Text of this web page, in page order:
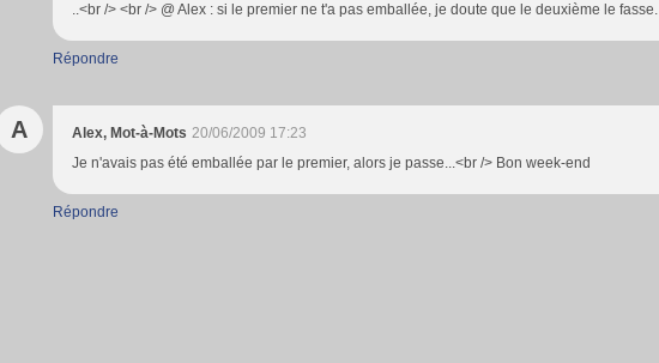
..<br /> <br /> @ Alex : si le premier ne t'a pas emballée, je doute que le deuxième le fasse.
Répondre
A Alex, Mot-à-Mots 20/06/2009 17:23
Je n'avais pas été emballée par le premier, alors je passe...<br /> Bon week-end
Répondre